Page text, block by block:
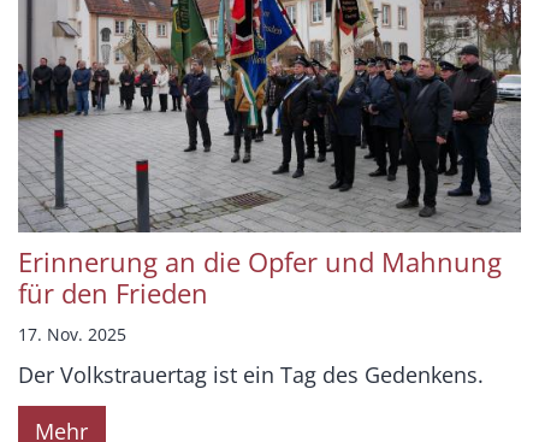
Erinnerung an die Opfer und Mahnung
für den Frieden
17. Nov. 2025
Der Volkstrauertag ist ein Tag des Gedenkens.
Mehr